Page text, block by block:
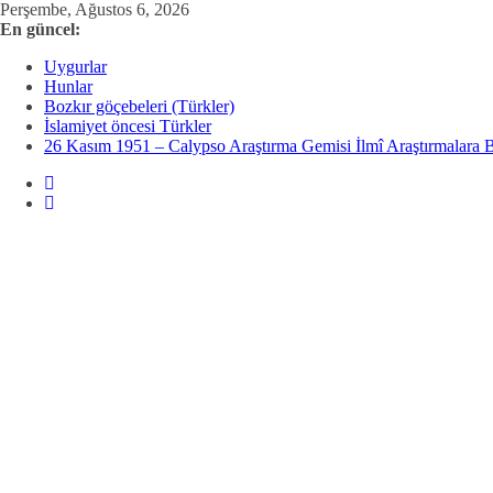
Skip
to
Perşembe, Ağustos 6, 2026
En güncel:
Uygurlar
Hunlar
Bozkır göçebeleri (Türkler)
İslamiyet öncesi Türkler
26 Kasım 1951 – Calypso Araştırma Gemisi İlmî Araştırmalara